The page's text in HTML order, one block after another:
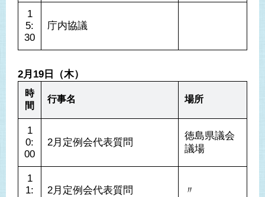
1
5:
30
庁内協議
2月19日（木）
時
間
行事名 場所
1
0:
00
2月定例会代表質問
徳島県議会
議場
1
1:
2月定例会代表質問 〃